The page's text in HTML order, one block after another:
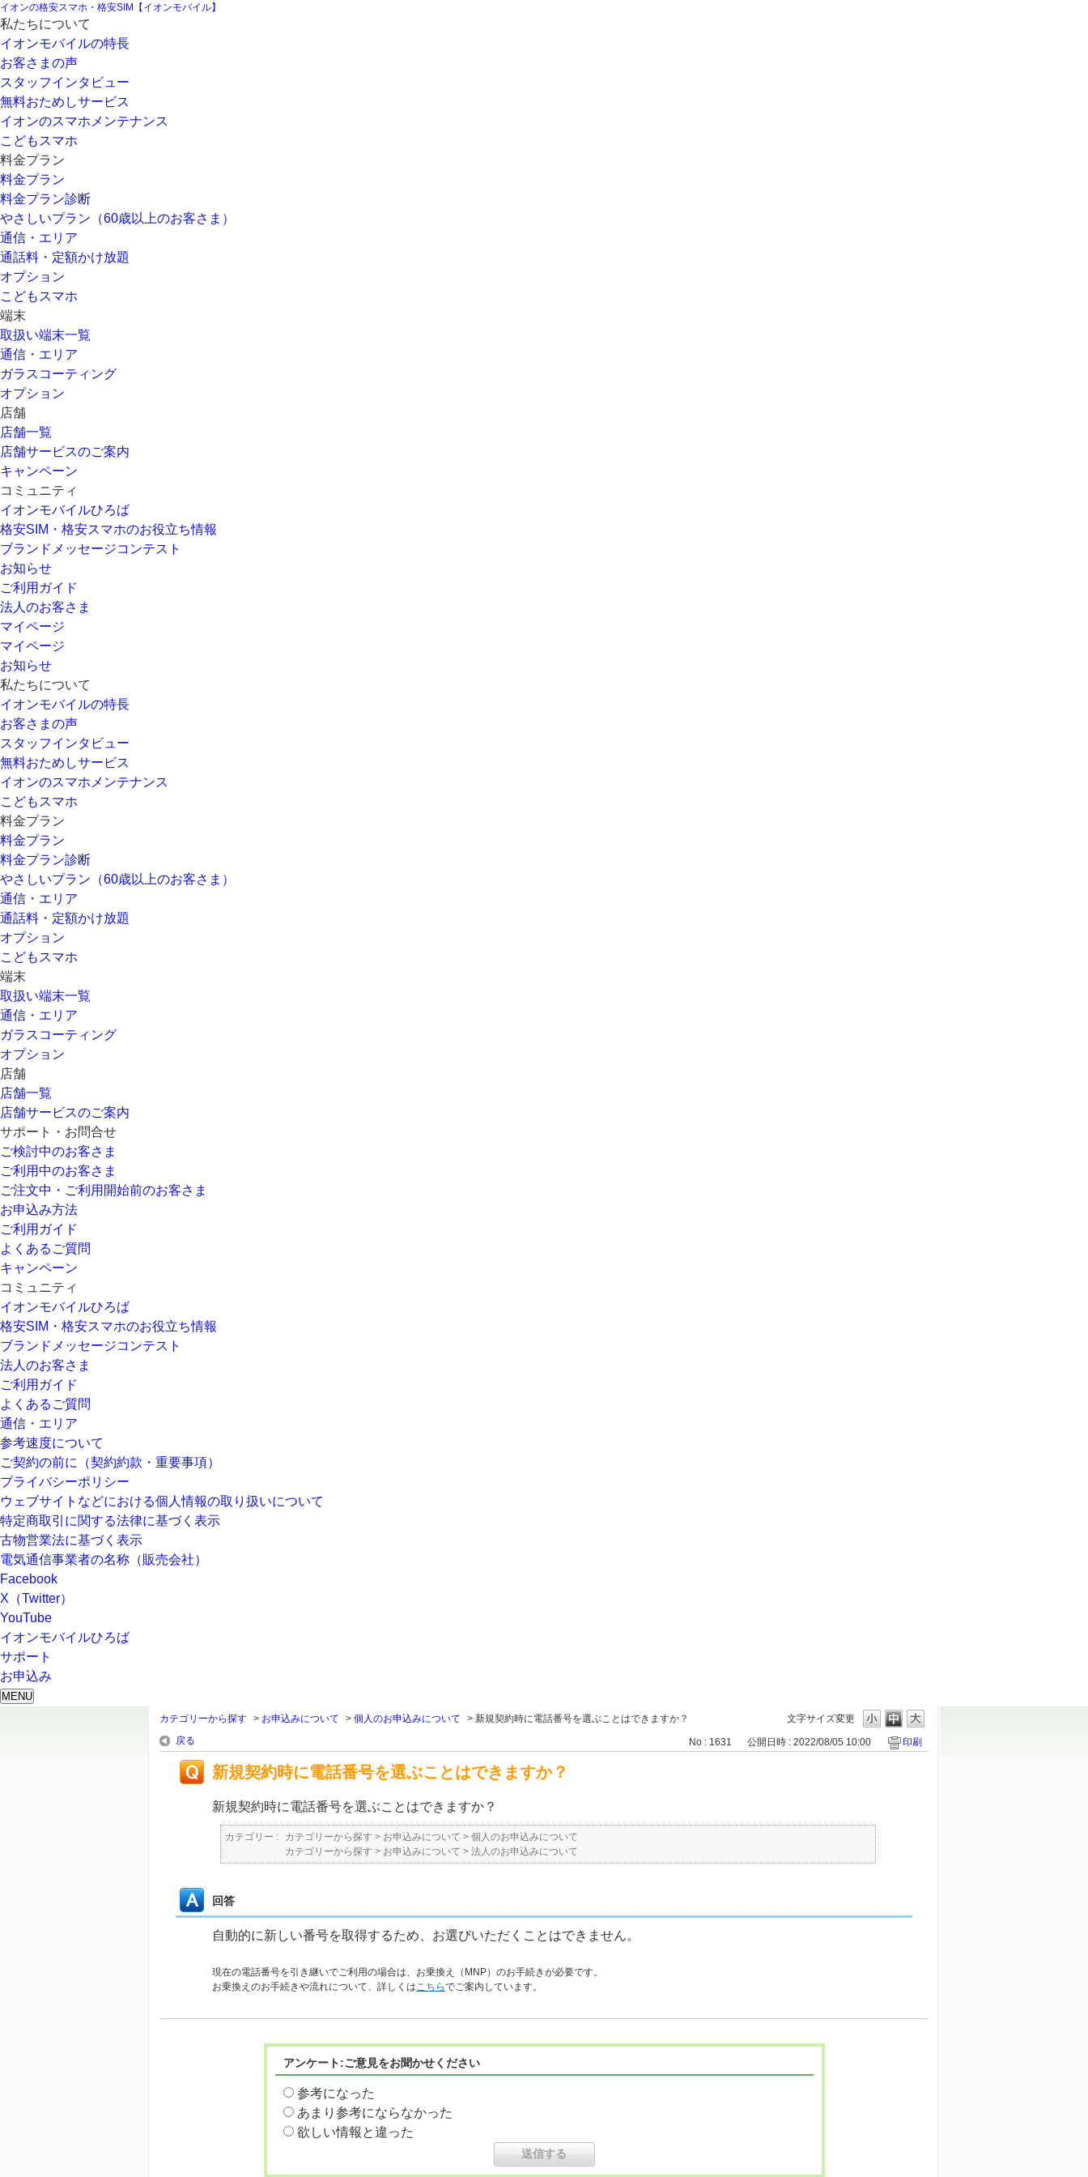
イオンの格安スマホ・格安SIM【イオンモバイル】
私たちについて
イオンモバイルの特長
お客さまの声
スタッフインタビュー
無料おためしサービス
イオンのスマホメンテナンス
こどもスマホ
料金プラン
料金プラン
料金プラン診断
やさしいプラン（60歳以上のお客さま）
通信・エリア
通話料・定額かけ放題
オプション
こどもスマホ
端末
取扱い端末一覧
通信・エリア
ガラスコーティング
オプション
店舗
店舗一覧
店舗サービスのご案内
キャンペーン
コミュニティ
イオンモバイルひろば
格安SIM・格安スマホのお役立ち情報
ブランドメッセージコンテスト
お知らせ
ご利用ガイド
法人のお客さま
マイページ
マイページ
お知らせ
私たちについて
イオンモバイルの特長
お客さまの声
スタッフインタビュー
無料おためしサービス
イオンのスマホメンテナンス
こどもスマホ
料金プラン
料金プラン
料金プラン診断
やさしいプラン（60歳以上のお客さま）
通信・エリア
通話料・定額かけ放題
オプション
こどもスマホ
端末
取扱い端末一覧
通信・エリア
ガラスコーティング
オプション
店舗
店舗一覧
店舗サービスのご案内
サポート・お問合せ
ご検討中のお客さま
ご利用中のお客さま
ご注文中・ご利用開始前のお客さま
お申込み方法
ご利用ガイド
よくあるご質問
キャンペーン
コミュニティ
イオンモバイルひろば
格安SIM・格安スマホのお役立ち情報
ブランドメッセージコンテスト
法人のお客さま
ご利用ガイド
よくあるご質問
通信・エリア
参考速度について
ご契約の前に（契約約款・重要事項）
プライバシーポリシー
ウェブサイトなどにおける個人情報の取り扱いについて
特定商取引に関する法律に基づく表示
古物営業法に基づく表示
電気通信事業者の名称（販売会社）
Facebook
X（Twitter）
YouTube
イオンモバイルひろば
サポート
お申込み
MENU
文字サイズ変更
カテゴリーから探す > お申込みについて > 個人のお申込みについて > 新規契約時に電話番号を選ぶことはできますか？
戻る
No : 1631 公開日時 : 2022/08/05 10:00 印刷
新規契約時に電話番号を選ぶことはできますか？
新規契約時に電話番号を選ぶことはできますか？
カテゴリー : カテゴリーから探す > お申込みについて > 個人のお申込みについて
カテゴリーから探す > お申込みについて > 法人のお申込みについて
回答
自動的に新しい番号を取得するため、お選びいただくことはできません。
現在の電話番号を引き継いでご利用の場合は、お乗換え（MNP）のお手続きが必要です。
お乗換えのお手続きや流れについて、詳しくはこちらでご案内しています。
アンケート:ご意見をお聞かせください
参考になった
あまり参考にならなかった
欲しい情報と違った